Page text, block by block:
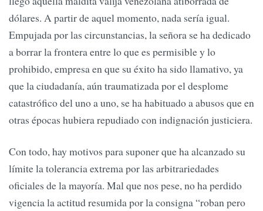
dólares. A partir de aquel momento, nada sería igual.
Empujada por las circunstancias, la señora se ha dedicado
a borrar la frontera entre lo que es permisible y lo
prohibido, empresa en que su éxito ha sido llamativo, ya
que la ciudadanía, aún traumatizada por el desplome
catastrófico del uno a uno, se ha habituado a abusos que en
otras épocas hubiera repudiado con indignación justiciera.
Con todo, hay motivos para suponer que ha alcanzado su
límite la tolerancia extrema por las arbitrariedades
oficiales de la mayoría. Mal que nos pese, no ha perdido
vigencia la actitud resumida por la consigna “roban pero